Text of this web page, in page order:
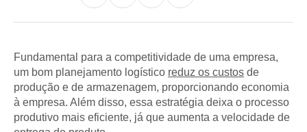
Fundamental para a competitividade de uma empresa,
um bom planejamento logístico reduz os custos de
produção e de armazenagem, proporcionando economia
à empresa. Além disso, essa estratégia deixa o processo
produtivo mais eficiente, já que aumenta a velocidade de